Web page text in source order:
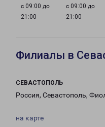
с 09:00 до
21:00
с 09:00 до
21:00
Филиалы в
СЕВАСТОПОЛЬ
Россия, Севастополь,
на карте